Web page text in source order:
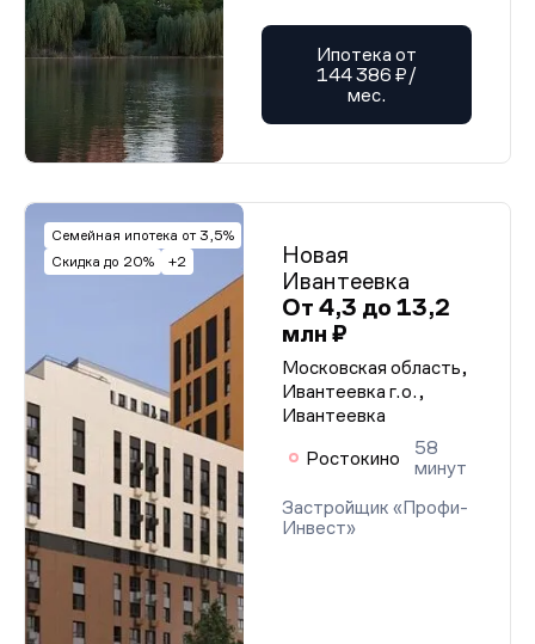
Ипотека от
144 386 ₽/
мес.
Семейная ипотека от 3,5%
Скидка до 20%
+2
Новая
Ивантеевка
От 4,3 до 13,2
млн ₽
Московская область,
Ивантеевка г.о.,
Ивантеевка
Ростокино
58
минут
Застройщик «Профи-
Инвест»